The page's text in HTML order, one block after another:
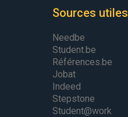
Sources utiles
Needbe
Student.be
Références.be
Jobat
Indeed
Stepstone
Student@work